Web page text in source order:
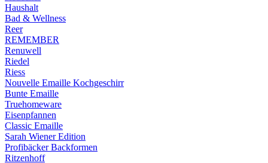
Haushalt
Bad & Wellness
Reer
REMEMBER
Renuwell
Riedel
Riess
Nouvelle Emaille Kochgeschirr
Bunte Emaille
Truehomeware
Eisenpfannen
Classic Emaille
Sarah Wiener Edition
Profibäcker Backformen
Ritzenhoff